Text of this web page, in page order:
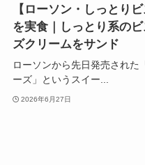
【ローソン・しっとり
を実食｜しっとり系の
ズクリームをサンド
ローソンから先日発売された
ーズ」というスイー...
2026年6月27日